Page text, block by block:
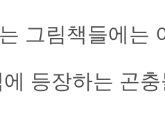
그림책들에는
등장하는 곤